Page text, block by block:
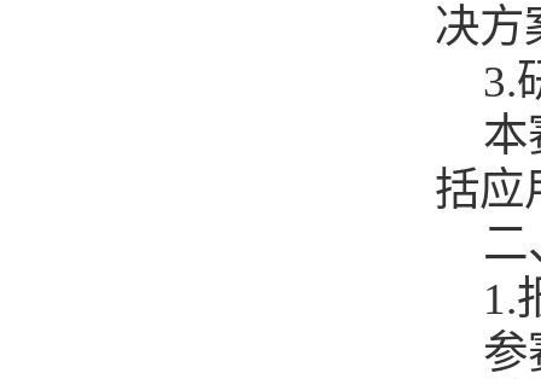
决方
3.
本
括应
二
1.
参